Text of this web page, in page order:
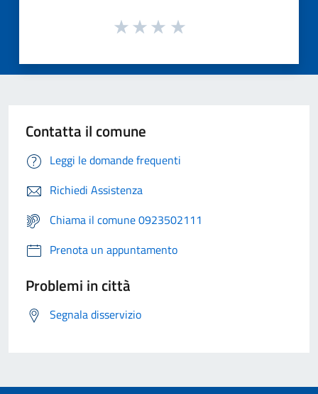
Contatta il comune
Leggi le domande frequenti
Richiedi Assistenza
Chiama il comune 0923502111
Prenota un appuntamento
Problemi in città
Segnala disservizio